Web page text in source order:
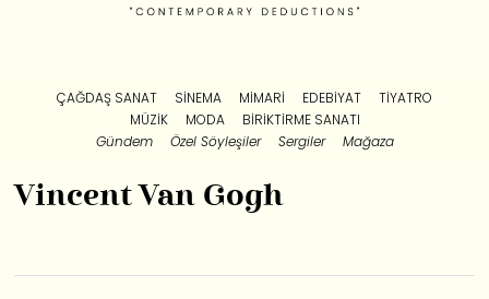
ÇAĞDAŞ SANAT SINEMA MIMARI EDEBIYAT
TIYATRO
MÜZIK
MODA
BIRIKTIRME SANATI
Gündem
Özel Söyleşiler Sergiler Mağaza
Vincent Van Gogh